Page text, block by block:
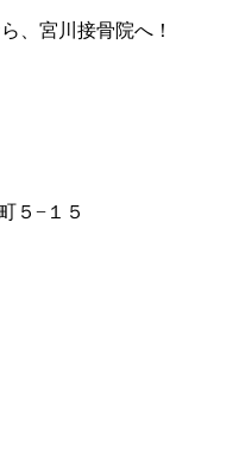
、宮川接骨院へ！
５−１５